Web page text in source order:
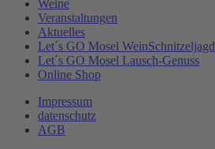
Weine
Veranstaltungen
Aktuelles
Let´s GO Mosel WeinSchnitzeljagd
Let´s GO Mosel Lausch-Genuss
Online Shop
Impressum
datenschutz
AGB